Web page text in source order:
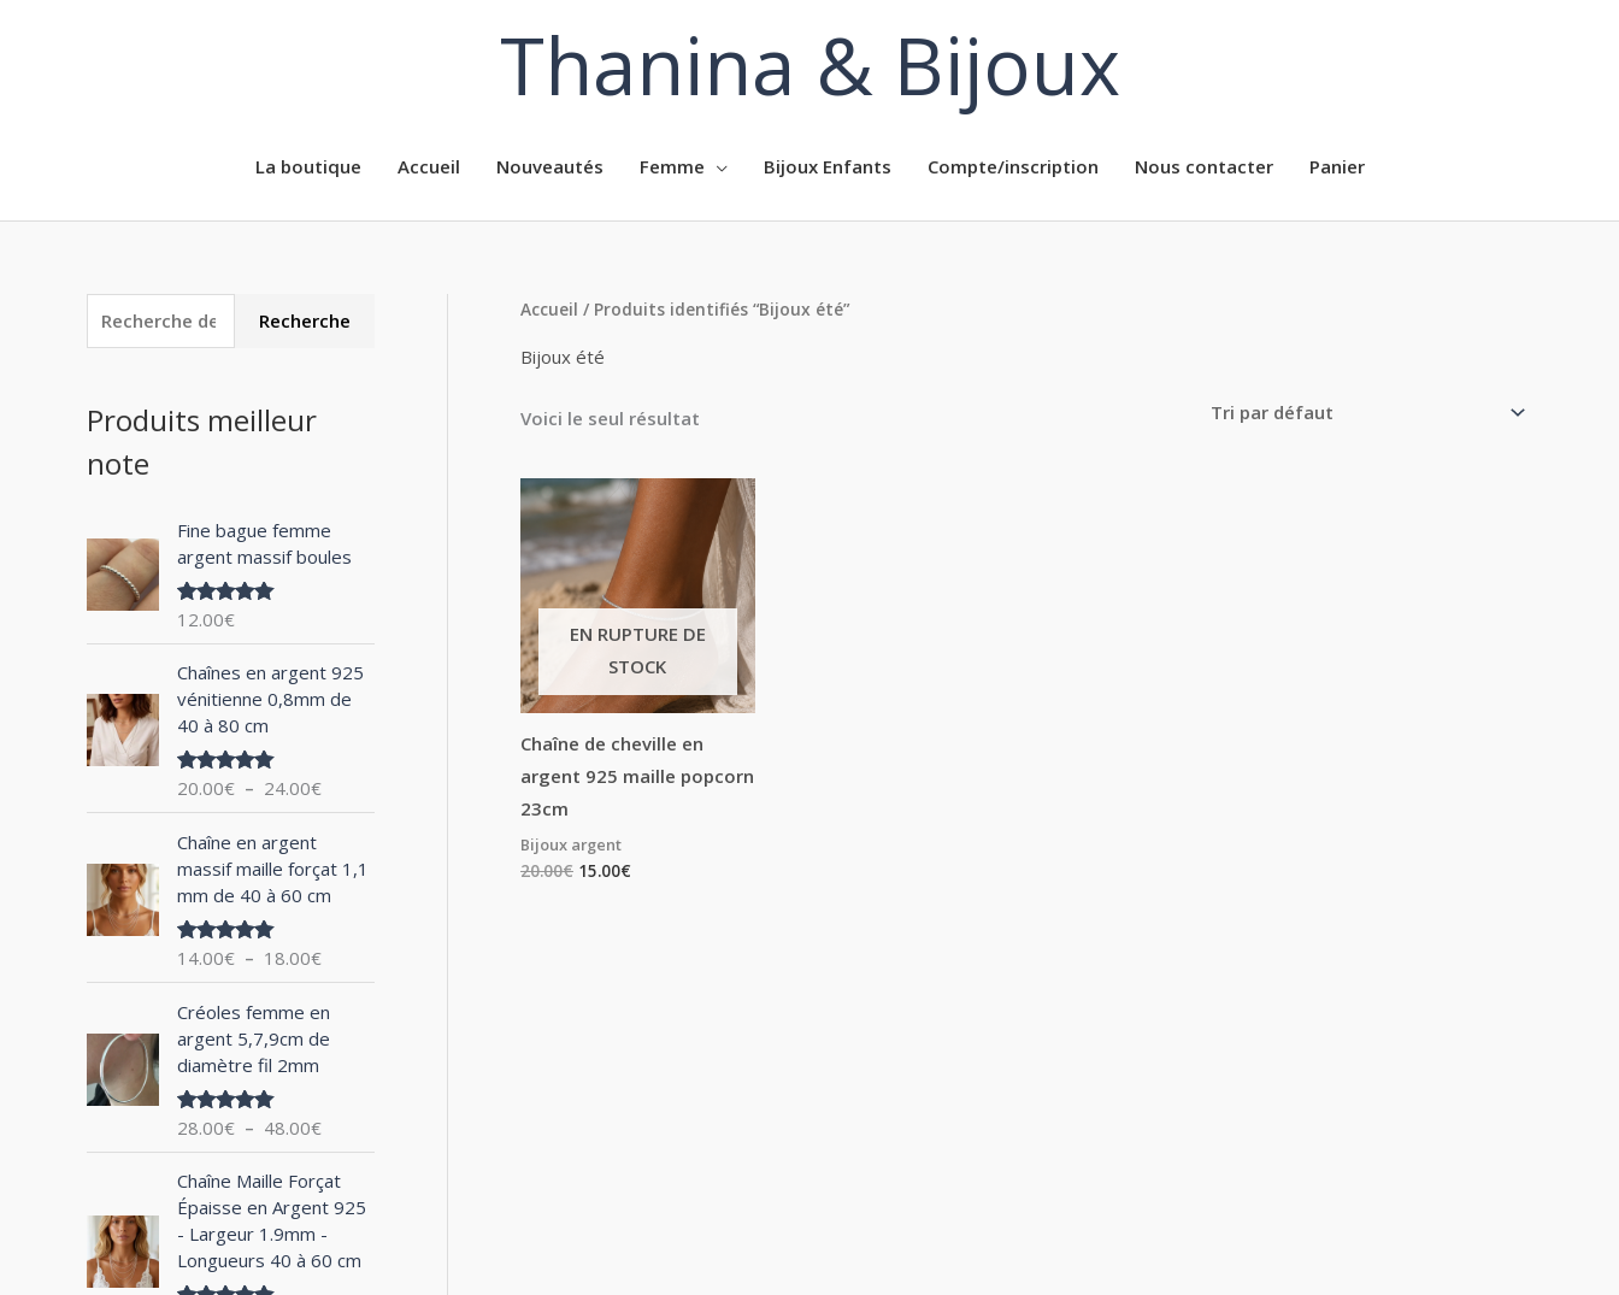
Thanina & Bijoux
La boutique Accueil Nouveautés Femme Bijoux Enfants Compte/inscription Nous contacter Panier
e
h
e
h
u
r
:
Recherche
Produits meilleur
note
Fine bague femme
argent massif boules
Note5.00
12.00€
Chaînes en argent 925
vénitienne 0,8mm de
40 à 80 cm
Note5.00
20.00€ – 24.00€
l
a
e
r
i
:
2
0
2
4
.
0
Chaîne en argent
massif maille forçat 1,1
mm de 40 à 60 cm
Note5.00
14.00€ – 18.00€
a
g
d
e
p
r
:
1
4
0
Créoles femme en
argent 5,7,9cm de
diamètre fil 2mm
Note5.00
28.00€ – 48.00€
l
a
d
e
p
r
i
x
Chaîne Maille Forçat
Épaisse en Argent 925
- Largeur 1.9mm -
Longueurs 40 à 60 cm
l
a
e
Accueil / Produits identifiés “Bijoux été”
Bijoux été
Voici le seul résultat
EN RUPTURE DE
STOCK
Chaîne de cheville en
argent 925 maille popcorn
23cm
Bijoux argent
20.00€ 15.00€